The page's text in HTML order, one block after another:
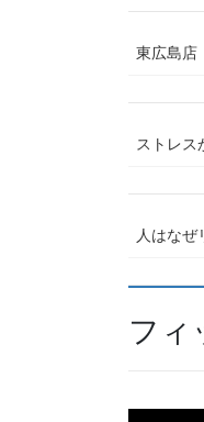
東広島
ストレス
人はなぜ
フィ